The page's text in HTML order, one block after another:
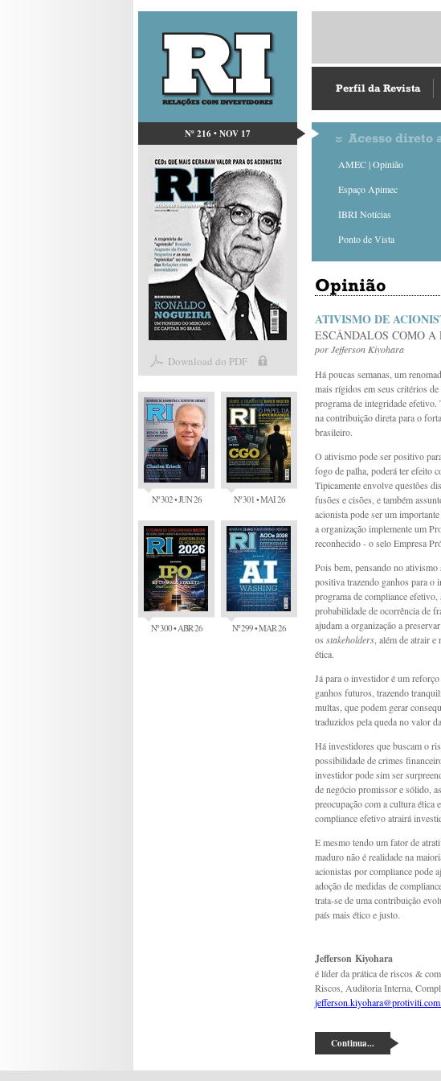
Nº 216 • NOV 17
Download do PDF
Nº 302 • JUN 26 Nº 301 • MAI 26
Nº 300 • ABR 26 Nº 299 • MAR 26
Perfil da Revista
Acesso direto
AMEC | Opinião
Espaço Apimec
IBRI Notícias
Ponto de Vista
Opinião
ATIVISMO DE
ESCÂNDALOS COMO A
porJefferson Kiyohara
Há poucas semanas, um
mais rígidos em seus critérios
programa de integridade
na contribuição direta para o
brasileiro.
O ativismo pode ser positivo
fogo de palha, poderá ter efeito
Tipicamente envolve questões
fusões e cisões, e também
acionista pode ser um
a organização implemente um
reconhecido - o selo Empresa
Pois bem, pensando no
positiva trazendo ganhos para o
programa de compliance
probabilidade de ocorrência de
ajudam a organização a
os stakeholders, além de atrair e
ética.
Já para o investidor é um
ganhos futuros, trazendo
multas, que podem gerar
traduzidos pela queda no valor
Há investidores que buscam o
possibilidade de crimes
investidor pode sim ser
de negócio promissor e sólido,
preocupação com a cultura ética
compliance efetivo atrairá
E mesmo tendo um fator de
maduro não é realidade na
acionistas por compliance pode
adoção de medidas de
trata-se de uma contribuição
país mais ético e justo.
Jefferson Kiyohara
é líder da prática de riscos &
Riscos, Auditoria Interna,
Continua...